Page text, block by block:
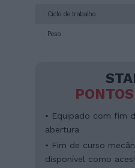
Ciclo de trabalho
Peso
• Equipado com fim
abertura
• Fim de curso
disponível como